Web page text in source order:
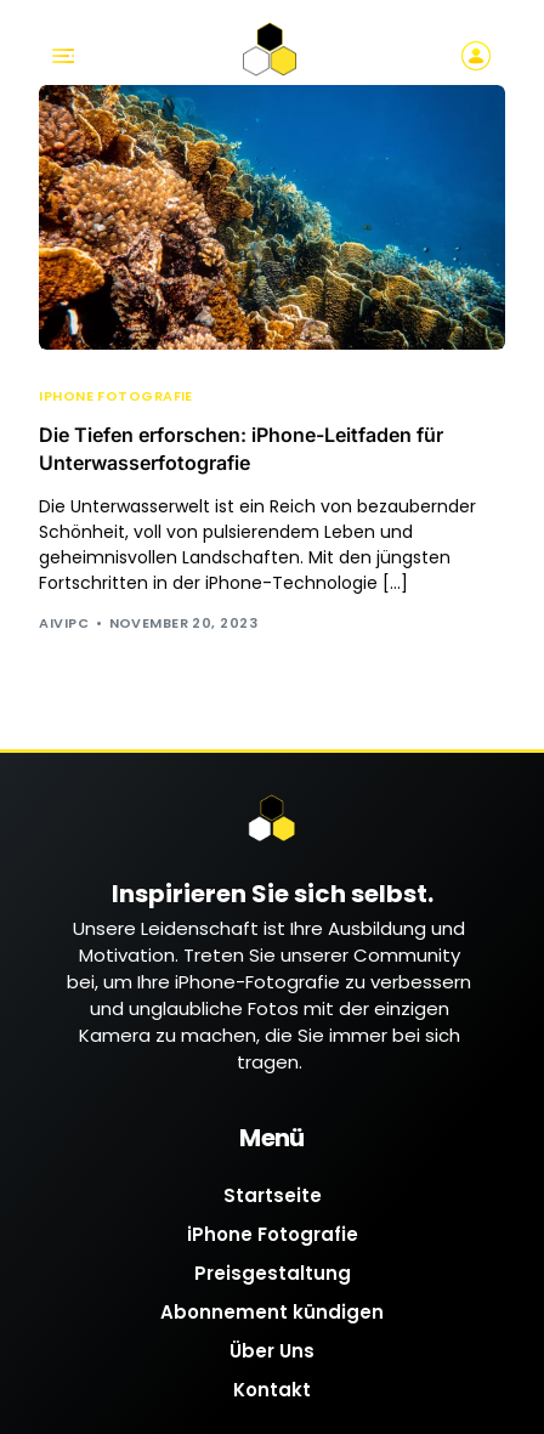
IPHONE FOTOGRAFIE
Die Tiefen erforschen: iPhone-Leitfaden für
Unterwasserfotografie
Die Unterwasserwelt ist ein Reich von bezaubernder
Schönheit, voll von pulsierendem Leben und
geheimnisvollen Landschaften. Mit den jüngsten
Fortschritten in der iPhone-Technologie […]
AIVIPC NOVEMBER 20, 2023
Inspirieren Sie sich selbst.
Unsere Leidenschaft ist Ihre Ausbildung und
Motivation. Treten Sie unserer Community
bei, um Ihre iPhone-Fotografie zu verbessern
und unglaubliche Fotos mit der einzigen
Kamera zu machen, die Sie immer bei sich
tragen.
Menü
Startseite
iPhone Fotografie
Preisgestaltung
Abonnement kündigen
Über Uns
Kontakt